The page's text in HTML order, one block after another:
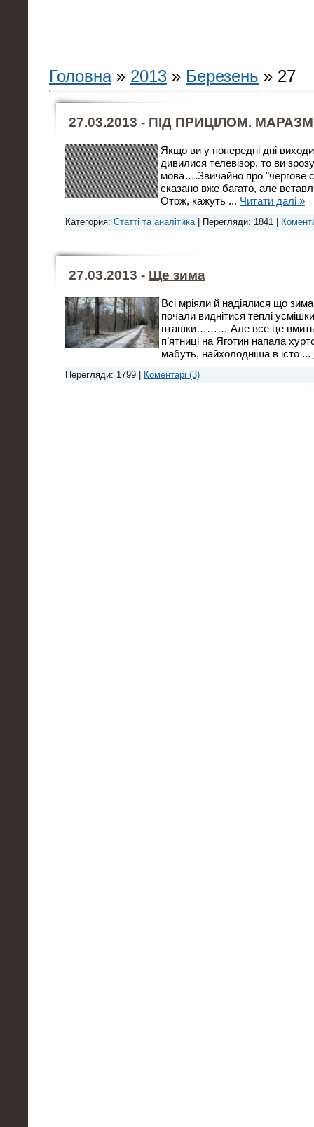
Головна» 2013 » Березень » 27
27.03.2013 - ПІД ПРИЦІЛОМ.
Якщо ви у попередні дні
дивилися телевізор, то ви
мова….Звичайно про "чергове
сказано вже багато, але
Отож, кажуть ... Читати далі »
Категория: Статті та аналітика| Перегляди: 1841 |
27.03.2013 - Ще зима
Всі мріяли й надіялися що
почали виднітися теплі
пташки……… Але все це вмить
п’ятниці на Яготин напала
мабуть, найхолодніша в істо ...
Перегляди: 1799 | Коментарі (3)